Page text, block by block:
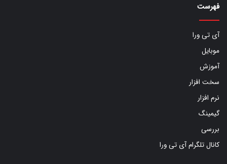
فهرست
آی تی ورا
موبایل
آموزش
سخت افزار
نرم افزار
گیمینگ
بررسی
کانال تلگرام آی تی ورا